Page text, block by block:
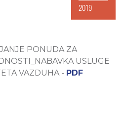
2019
PONUDA ZA
USLUGE
VAZDUHA - PDF